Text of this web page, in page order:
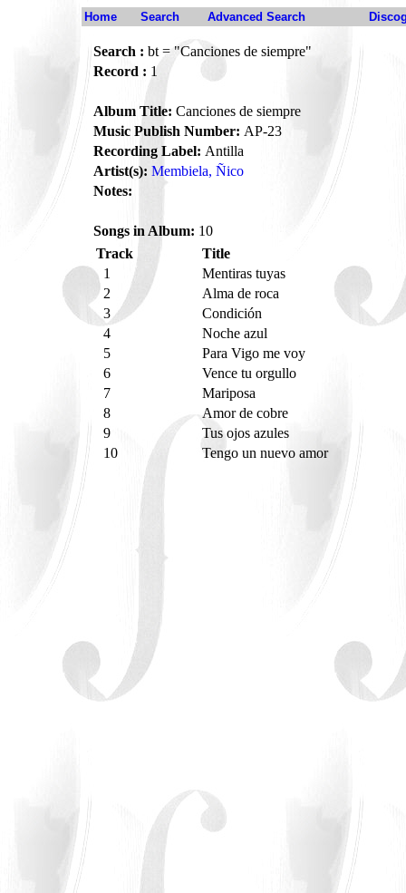
Home Search Advanced Search
Search : bt = "Canciones de siempre"
Record : 1
Album Title: Canciones de siempre
Music Publish Number: AP-23
Recording Label: Antilla
Artist(s): Membiela, Ñico
Notes:
Songs in Album: 10
Track
Title
1
Mentiras tuyas
2
Alma de roca
3
Condición
4
Noche azul
5
Para Vigo me voy
6
Vence tu orgullo
7
Mariposa
8
Amor de cobre
9
Tus ojos azules
10
Tengo un nuevo amor